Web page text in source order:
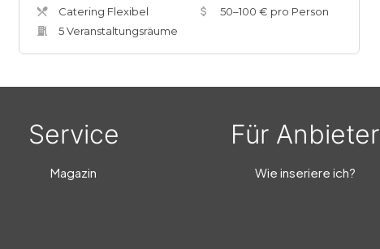
Catering Flexibel
5Veranstaltungsräume
50–100 € pro Person
Service
Magazin
Für Anbieter
Wie inseriere ich?